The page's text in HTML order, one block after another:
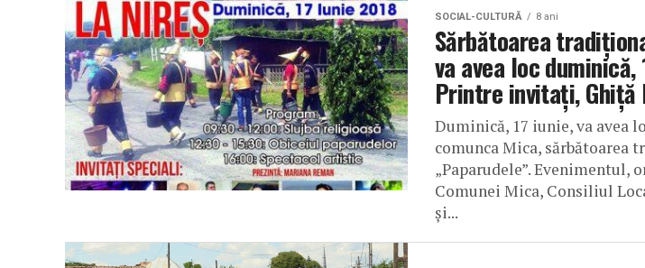
SOCIAL-CULTURĂ 8 ani
Sărbătoarea
va avea loc
Printre invitați, Ghiță
Duminică, 17 iunie, va avea
comunca Mica, sărbătoarea
„Paparudele”. Evenimentul,
Comunei Mica, Consiliul
și...